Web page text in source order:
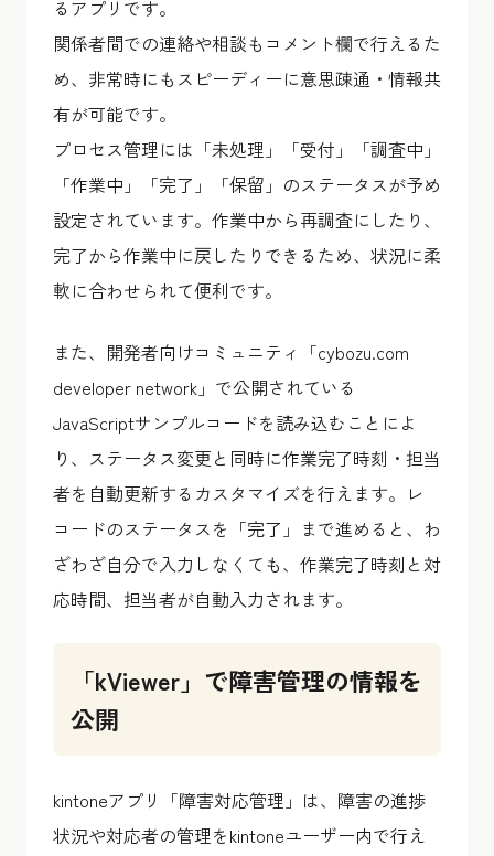
るアプリです。
関係者間での連絡や相談もコメント欄で行えるた
め、非常時にもスピーディーに意思疎通・情報共
有が可能です。
プロセス管理には「未処理」「受付」「調査中」
「作業中」「完了」「保留」のステータスが予め
設定されています。作業中から再調査にしたり、
完了から作業中に戻したりできるため、状況に柔
軟に合わせられて便利です。
また、開発者向けコミュニティ「cybozu.com
developer network」で公開されている
JavaScriptサンプルコードを読み込むことによ
り、ステータス変更と同時に作業完了時刻・担当
者を自動更新するカスタマイズを行えます。レ
コードのステータスを「完了」まで進めると、わ
ざわざ自分で入力しなくても、作業完了時刻と対
応時間、担当者が自動入力されます。
「kViewer」で障害管理の情報を
公開
kintoneアプリ「障害対応管理」は、障害の進捗
状況や対応者の管理をkintoneユーザー内で行え